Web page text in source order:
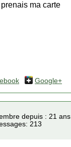
ma carte
Google+
depuis : 21 ans
213